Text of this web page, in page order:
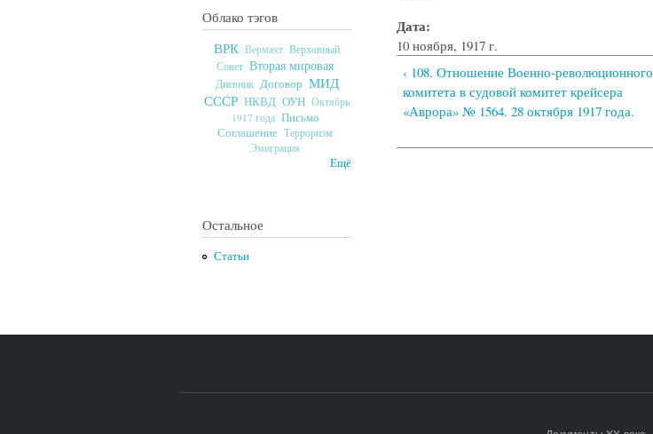
Облако тэгов
ВРК Вермахт Верховный
Совет Вторая мировая
Дневник Договор МИД
СССР НКВД ОУН Октябрь
1917 года Письмо
Соглашение Терроризм
Эмиграция
Ещё
Остальное
Статьи
Дата:
10 ноября, 1917 г.
‹ 108. Отношение Военно-революционного
комитета в судовой комитет крейсера
«Аврора» № 1564. 28 октября 1917 года.